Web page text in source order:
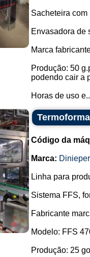
Sacheteira com
Envasadora de
Marca
Produção: 50
podendo cair a
Horas de uso
Código da
Marca: Dinieper
Linha para
Sistema FFS,
Fabricante
Modelo: FFS
Produção: 25